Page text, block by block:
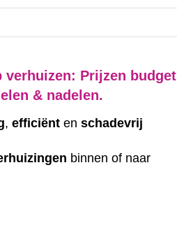
verhuizen: Prijzen budget
& nadelen.
,efficiënt enschadevrij
binnen of naar